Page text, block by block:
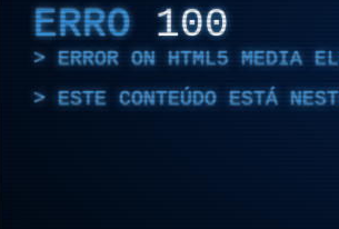
ERRO 100
ERROR ON HTML5 MEDIA
ESTE CONTEÚDO ESTÁ